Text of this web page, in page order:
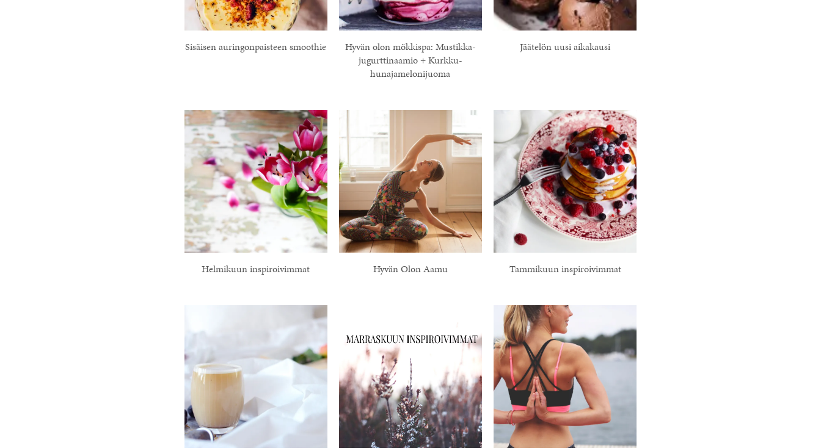
Sisäisen auringonpaisteen smoothie
Hyvän olon mökkispa: Mustikka-
jugurttinaamio + Kurkku-
hunajamelonijuoma
Jäätelön uusi aikakausi
Helmikuun inspiroivimmat Hyvän Olon Aamu Tammikuun inspiroivimmat